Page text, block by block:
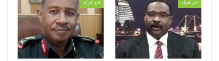
اخر الارأء اخر الارأء